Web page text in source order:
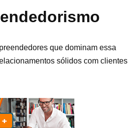
que dominam essa
sólidos com clientes